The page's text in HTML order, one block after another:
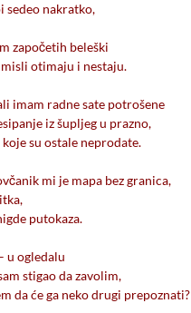
sedeo nakratko,
započetih beleški
misli otimaju i nestaju.
imam radne sate potrošene
iz šupljeg u prazno,
su ostale neprodate.
mi je mapa bez granica,
putokaza.
u ogledalu
stigao da zavolim,
da će ga neko drugi prepoznati?